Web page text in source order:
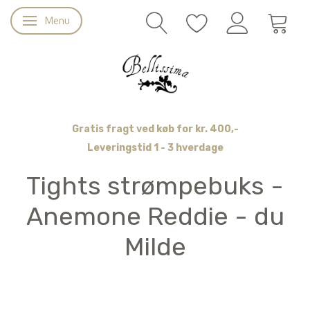
Skifte navigation
Menu
Gratis fragt ved køb for kr. 400,-
Leveringstid 1 - 3 hverdage
Tights strømpebuks -
Anemone Reddie - du
Milde